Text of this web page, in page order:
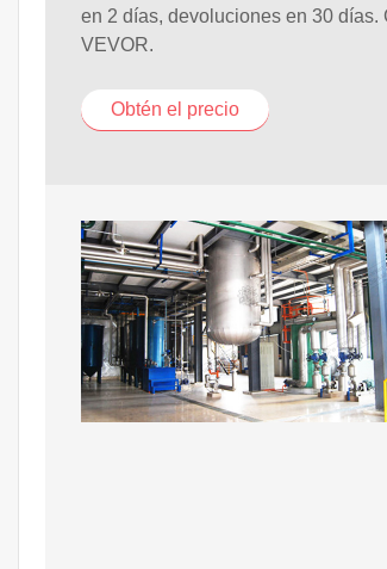
en 2 días, devoluciones en 30 días.
VEVOR.
Obtén el precio